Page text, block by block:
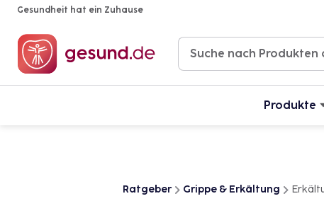
Gesundheit hat ein Zuhause
Produkte
Ratgeber Grippe & Erkältung